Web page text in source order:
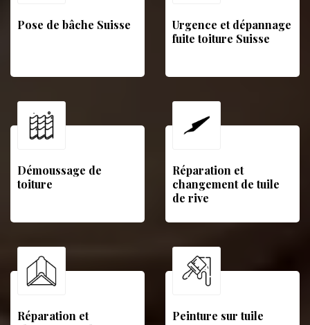
Pose de bâche Suisse
Urgence et dépannage
fuite toiture Suisse
Démoussage de
toiture
Réparation et
changement de tuile
de rive
Réparation et
Peinture sur tuile